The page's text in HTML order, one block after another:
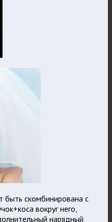
быть скомбинирована с
вокруг него,
нарядный